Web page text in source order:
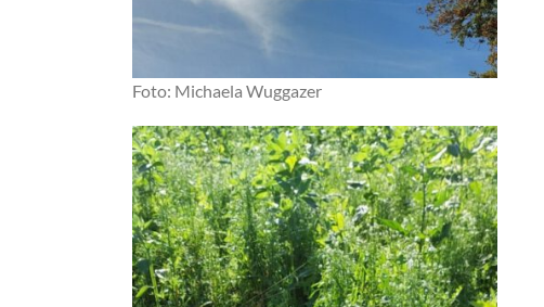
Foto: Michaela Wuggazer